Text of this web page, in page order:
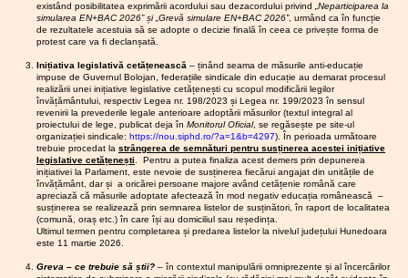
Victoriei
Piața
Consiliul
Paritară
I.S.J.
dispozițiilor art. 7 lit. o) din proiect;
în consecință, angajatorul
(ordonatorul de credite) nu poate
nivel inferior celui prevăzut de lege
pentru a se încadra în sumele
aprobate în buget cu această
destinație; în plus, în sistemul de
învățământ preuniversitar,
cuantumul sporurilor este stabilit
prin lege sau prin acte
administrative cu caracter normativ
emise în baza legii. În condițiile în
care, în sistemul de învățământ,
drepturile salariale nu sunt supuse
negocierii și aprecierii ordonatorului
de credite, este incorectă instituirea
obligației din teza finală a alin. (7).
deja, sec și cinic,
că„mai mult de
atât nu se poate”
participarea
noastră la
întâlnirea de astăzi
ar fi complet
inutilă,servind
strict intereselor
de imagine
publică ale
guvernanților.
Atragem atenția că
actualul proiect de
legeîncalcă
flagranttocmai
actele normative
adoptate de
național
e vor fi
serios
perturbat
06.03.2026
NU
PARTICI
PĂM LA
SIMULĂ
RI
25.02.2026
Convoca
tor
Conferin
ța de
alegeri a
CAR
(IFN)
SIP
Hunedoa
10.02.2026
Inițiativă
29.04.2026
Referen
dum...
20.04.2026
unui
așa-
numit
ministru
al
educație
i
09.03.2026
Frica nu
trebuie
să
dicteze
la
catedră:
Abuzuril
directori
și
sindicală
- mai
2026
Liderilor
S.I.P.
Județul
Hunedoa
ra
25.05.2026
Comisia
paritară
de la
nivelul
I.S.J.
Hunedoa
ra
19.05.2026
C.A. al
Hunedoa
ra
existând posibilitatea exprimării acordului sau dezacordului privind
„Neparticiparea la
simularea EN+BAC 2026” și „Grevă simulare EN+BAC 2026”, urmând ca în funcție
de rezultatele acestuia să se adopte o decizie finală în ceea ce privește forma de
protest care va fi declanșată.
Inițiativa legislativă cetățenească – ținând seama de măsurile anti-educație
impuse de Guvernul Bolojan, federațiile sindicale din educație au demarat procesul
realizării unei inițiative legislative cetățenești cu scopul modificării legilor
învățământului, respectiv Legea nr. 198/2023 și Legea nr. 199/2023 în sensul
revenirii la prevederile legale anterioare adoptării măsurilor (textul integral al
proiectului de lege, publicat deja în Monitorul Oficial, se regăsește pe site-ul
organizației sindicale: https://nou.siphd.ro/?a=1&b=4297). În perioada următoare
trebuie procedat la strângerea de semnături pentru susținerea acestei inițiative
legislative cetățenești . Pentru a putea finaliza acest demers prin depunerea
inițiativei la Parlament, este nevoie de susținerea fiecărui angajat din unitățile de
învățământ, dar și a oricărei persoane majore având cetățenie română care
apreciază că măsurile adoptate afectează în mod negativ educația românească –
susținerea se realizează prin semnarea listelor de susținători, în raport de localitatea
(comună, oraș etc.) în care își au domiciliul sau reședința.
Ultimul termen pentru completarea și predarea listelor la nivelul județului Hunedoara
este 11 martie 2026.
Greva – ce trebuie să știi? – în contextul manipulării omniprezente și al încercărilor